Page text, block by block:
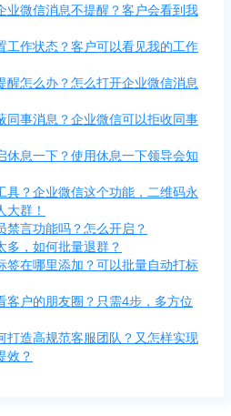
业微信消息不提醒？客户会看到我
工作状态？客户可以看见我的工作
醒怎么办？怎么打开企业微信消息
同事消息？企业微信可以拒收同事
休息一下？使用休息一下领导会知
具？企业微信这个功能，二维码永
群！
禁言功能吗？怎么开启？
多，如何批量退群？
签在哪里添加？可以批量自动打标
客户的朋友圈？只需4步，多方位
打造高规范客服团队？又怎样实现
效？